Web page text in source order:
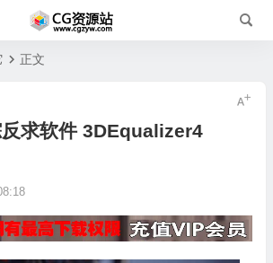
正文
求软件 3DEqualizer4